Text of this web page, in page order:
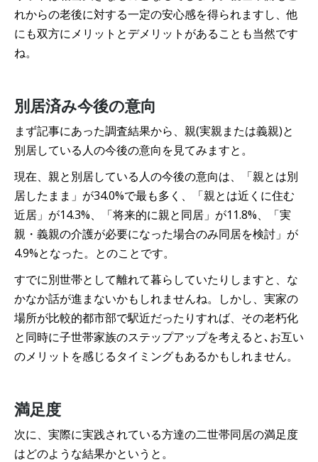
れからの老後に対する一定の安心感を得られますし、他
にも双方にメリットとデメリットがあることも当然です
ね。
別居済み今後の意向
まず記事にあった調査結果から、親(実親または義親)と
別居している人の今後の意向を見てみますと。
現在、親と別居している人の今後の意向は、「親とは別
居したまま」が34.0%で最も多く、「親とは近くに住む
近居」が14.3%、「将来的に親と同居」が11.8%、「実
親・義親の介護が必要になった場合のみ同居を検討」が
4.9%となった。とのことです。
すでに別世帯として離れて暮らしていたりしますと、な
かなか話が進まないかもしれませんね。しかし、実家の
場所が比較的都市部で駅近だったりすれば、その老朽化
と同時に子世帯家族のステップアップを考えると､お互い
のメリットを感じるタイミングもあるかもしれません。
満足度
次に、実際に実践されている方達の二世帯同居の満足度
はどのような結果かというと。